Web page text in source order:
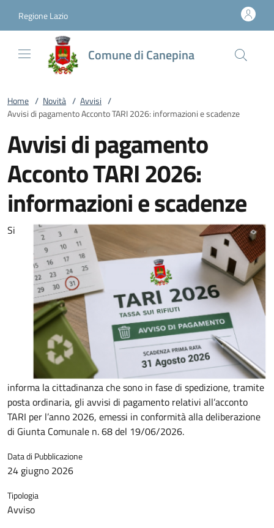
Regione Lazio
Comune di Canepina
Home / Novità / Avvisi /
Avvisi di pagamento Acconto TARI 2026: informazioni e scadenze
Avvisi di pagamento
Acconto TARI 2026:
informazioni e scadenze
Si
informa la cittadinanza che sono in fase di spedizione, tramite
posta ordinaria, gli avvisi di pagamento relativi all’acconto
TARI per l’anno 2026, emessi in conformità alla deliberazione
di Giunta Comunale n. 68 del 19/06/2026.
Data di Pubblicazione
24 giugno 2026
Tipologia
Avviso